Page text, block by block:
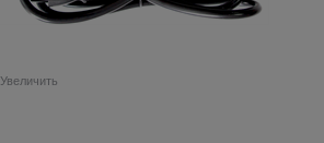
Увеличить